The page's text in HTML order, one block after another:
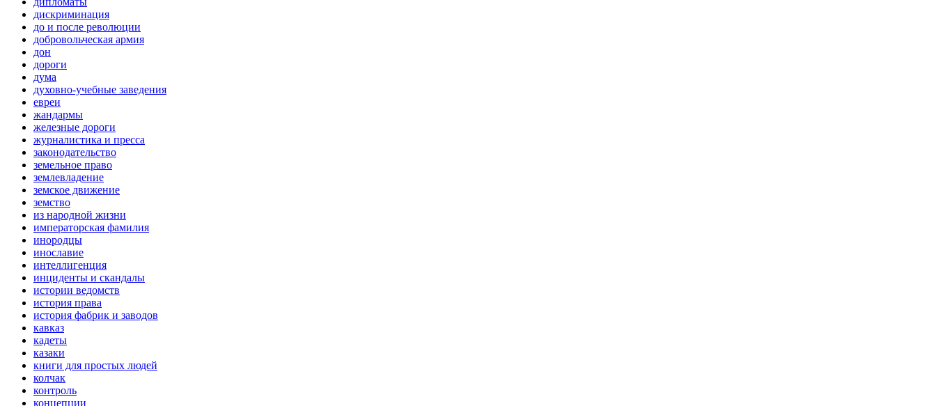
дискриминация
до и после революции
добровольческая армия
дон
дороги
дума
духовно-учебные заведения
евреи
жандармы
железные дороги
журналистика и пресса
законодательство
земельное право
землевладение
земское движение
земство
из народной жизни
императорская фамилия
инородцы
инославие
интеллигенция
инциденты и скандалы
истории ведомств
история права
история фабрик и заводов
кавказ
кадеты
казаки
книги для простых людей
колчак
контроль
концепции